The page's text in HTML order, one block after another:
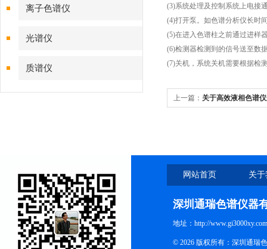
(3)系统处理及控制系统上电接
(4)打开泵。如色谱分析仪长时
(5)在进入色谱柱之前通过进样
(6)检测器检测到的信号送至数
(7)关机，系统关机需要根据检
上一篇： 关于高效液相色谱
离子色谱仪
光谱仪
质谱仪
网站首页 关
深圳通瑞色谱仪器
地址：http://
© 2026 版权所有：深圳通瑞